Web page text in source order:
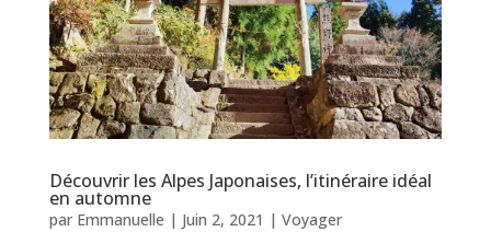
Découvrir les Alpes Japonaises, l’itinéraire idéal
en automne
par Emmanuelle | Juin 2, 2021 | Voyager